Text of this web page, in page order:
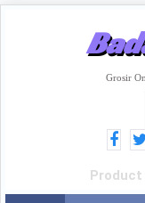
Grosir
Product